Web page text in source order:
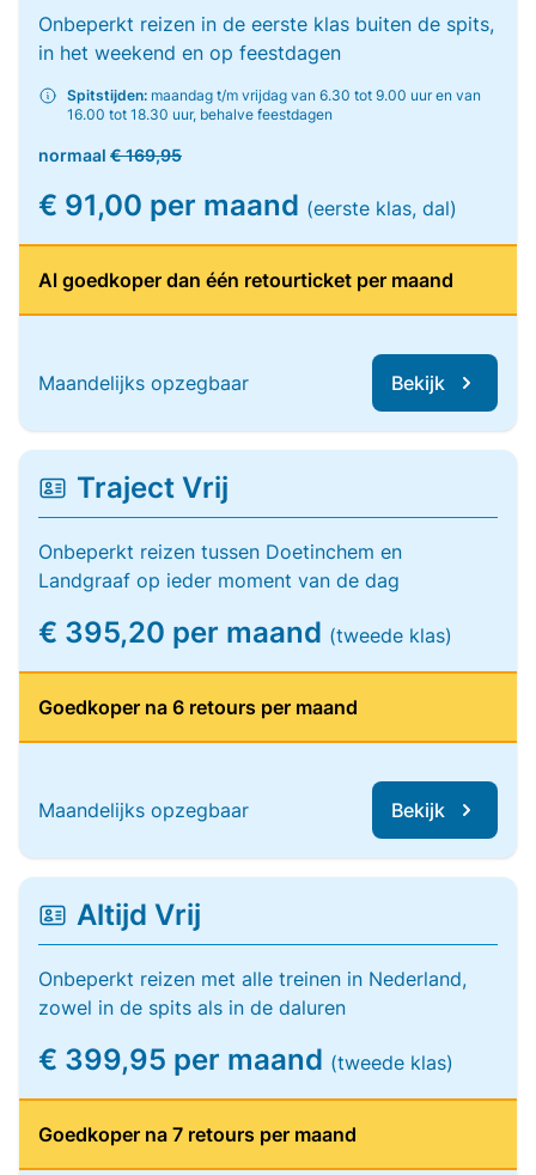
Onbeperkt reizen in de eerste klas buiten de spits,
in het weekend en op feestdagen
Spitstijden: maandag t/m vrijdag van 6.30 tot 9.00 uur en van
16.00 tot 18.30 uur, behalve feestdagen
normaal € 169,95
€ 91,00 per maand (eerste klas, dal)
Al goedkoper dan één retourticket per maand
Maandelijks opzegbaar Bekijk
Traject Vrij
Onbeperkt reizen tussen Doetinchem en
Landgraaf op ieder moment van de dag
€ 395,20 per maand (tweede klas)
Goedkoper na 6 retours per maand
Maandelijks opzegbaar Bekijk
Altijd Vrij
Onbeperkt reizen met alle treinen in Nederland,
zowel in de spits als in de daluren
€ 399,95 per maand (tweede klas)
Goedkoper na 7 retours per maand